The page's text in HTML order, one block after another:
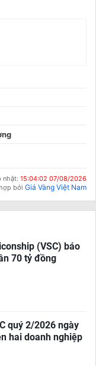
nhật: 15:04:02 07/08/2026
bởi Giá Vàng Việt Nam
(VSC) báo
70 tỷ đồng
quý 2/2026 ngày
hai doanh nghiệp